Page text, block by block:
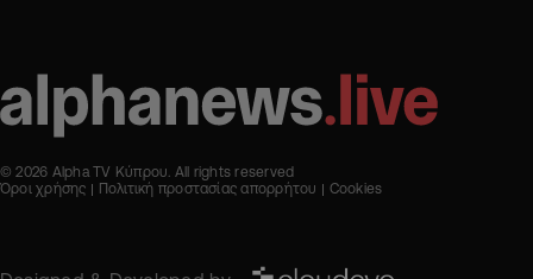
© 2026 Alpha TV Κύπρου. All rights reserved
Όροι χρήσης
Πολιτική προστασίας απορρήτου Cookies